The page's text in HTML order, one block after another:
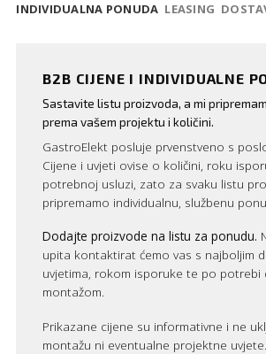
INDIVIDUALNA PONUDA LEASING
B2B CIJENE I INDIVIDUALNE
Sastavite listu proizvoda, a mi
prema vašem projektu i količini.
GastroElekt posluje prvenstveno s
Cijene i uvjeti ovise o količini, roku
potrebnoj usluzi, zato za svaku listu
pripremamo individualnu, službenu
Dodajte proizvode na listu za ponudu.
upita kontaktirat ćemo vas s najboljim
uvjetima, rokom isporuke te po potrebi
montažom.
Prikazane cijene su informativne i ne
montažu ni eventualne projektne uvjete.